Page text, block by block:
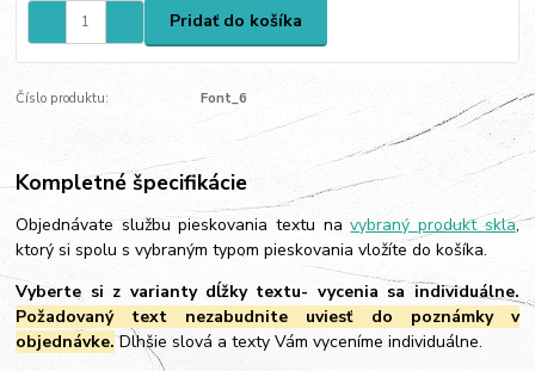
Pridať do košíka
Číslo produktu: Font_6
Kompletné špecifikácie
Objednávate službu pieskovania textu navybraný produkt skla,
ktorý si spolu s vybraným typom pieskovania vložíte do košíka.
Vyberte si z varianty dĺžky textu- vycenia sa individuálne.
Požadovaný text nezabudnite uviesť do poznámky v
objednávke.Dlhšie slová a texty Vám vyceníme individuálne.